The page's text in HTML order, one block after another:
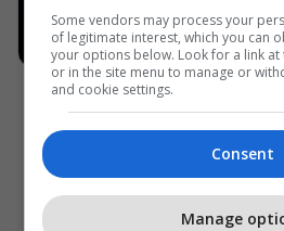
Some vendors may process your
of legitimate interest, which you can
your options below. Look for a link
or in the site menu to manage or
and cookie settings.
Consent
Manage